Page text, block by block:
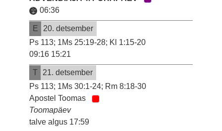
06:36
E
20. detsember
Ps 113; 1Ms 25:19-28; Kl 1:15-20
09:16 15:21
T
21. detsember
Ps 113; 1Ms 30:1-24; Rm 8:18-30
Apostel Toomas
Toomapäev
talve algus 17:59